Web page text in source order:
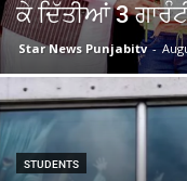
ਕੇ ਦਿੱਤੀਆਂ 3
Star News Punjabitv -
STUDENTS